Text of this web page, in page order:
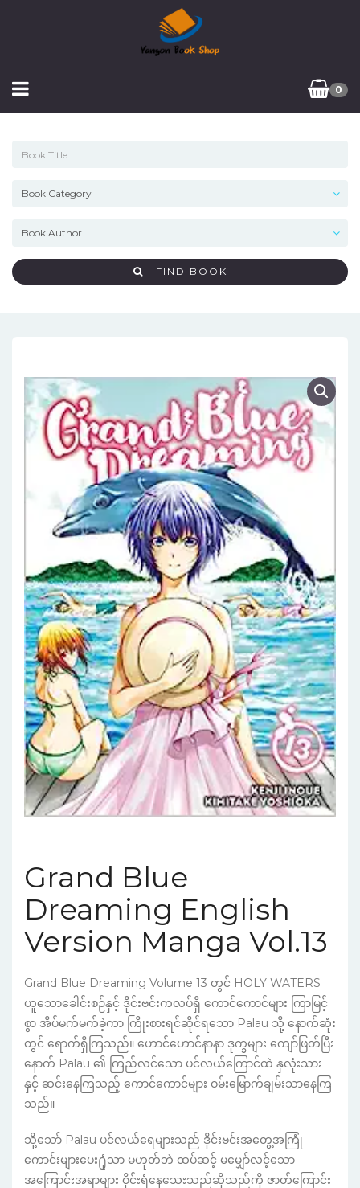
0
FIND BOOK
Grand Blue
Dreaming English
Version Manga Vol.13
Grand Blue Dreaming Volume 13 တွင် HOLY WATERS
ဟူသောခေါင်းစဉ်နှင့် ဒိုင်းဗင်းကလပ်ရှိ ကောင်ကောင်များ ကြာမြင့်
စွာ အိပ်မက်မက်ခဲ့ကာ ကြိုးစားရင်ဆိုင်ရသော Palau သို့ နောက်ဆုံး
တွင် ရောက်ရှိကြသည်။ ဟောင်ဟောင်နာနာ ဒုက္ခများ ကျော်ဖြတ်ပြီး
နောက် Palau ၏ ကြည်လင်သော ပင်လယ်ကြောင်ထဲ နှလုံးသား
နှင့် ဆင်းနေကြသည့် ကောင်ကောင်များ ဝမ်းမြောက်ချမ်းသာနေကြ
သည်။
သို့သော် Palau ပင်လယ်ရေများသည် ဒိုင်းဗင်းအတွေ့အကြုံ
ကောင်းများပေး႐ုံသာ မဟုတ်ဘဲ ထပ်ဆင့် မမျှော်လင့်သော
အကြောင်းအရာများ ဝိုင်းရံနေသေးသည်ဆိုသည်ကို ဇာတ်ကြောင်း